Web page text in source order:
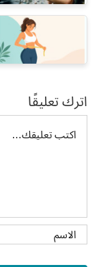
اترك تعليقًا
تعليق